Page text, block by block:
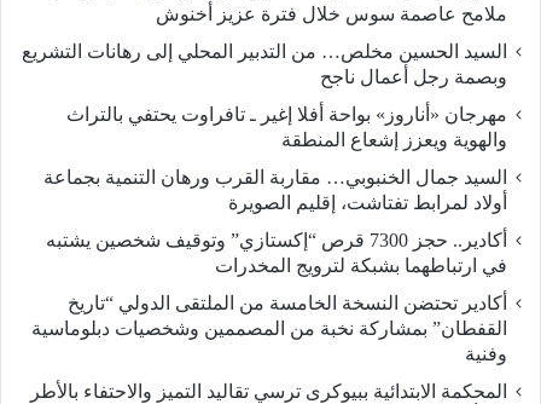
ملامح عاصمة سوس خلال فترة عزيز أخنوش
السيد الحسين مخلص… من التدبير المحلي إلى رهانات التشريع
وبصمة رجل أعمال ناجح
مهرجان «أناروز» بواحة أفلا إغير ـ تافراوت يحتفي بالتراث
والهوية ويعزز إشعاع المنطقة
السيد جمال الخنبوبي… مقاربة القرب ورهان التنمية بجماعة
أولاد لمرابط تفتاشت، إقليم الصويرة
أكادير.. حجز 7300 قرص “إكستازي” وتوقيف شخصين يشتبه
في ارتباطهما بشبكة لترويج المخدرات
أكادير تحتضن النسخة الخامسة من الملتقى الدولي “تاريخ
القفطان” بمشاركة نخبة من المصممين وشخصيات دبلوماسية
وفنية
المحكمة الابتدائية ببيوكرى ترسي تقاليد التميز والاحتفاء بالأطر